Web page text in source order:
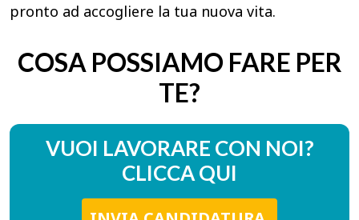
pronto ad accogliere la tua nuova vita.
COSA POSSIAMO FARE PER
TE?
VUOI LAVORARE CON NOI?
CLICCA QUI